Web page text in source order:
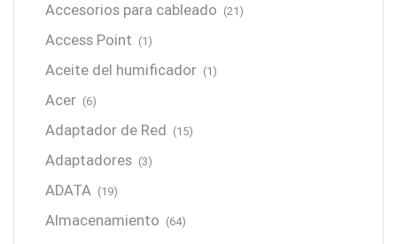
Accesorios para cableado (21)
Access Point (1)
Aceite del humificador (1)
Acer (6)
Adaptador de Red (15)
Adaptadores (3)
ADATA (19)
Almacenamiento (64)